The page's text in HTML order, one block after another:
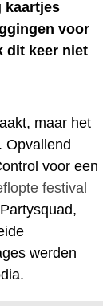
kaartjes
voor
dit keer niet
maar het
Opvallend
voor een
festival
werden